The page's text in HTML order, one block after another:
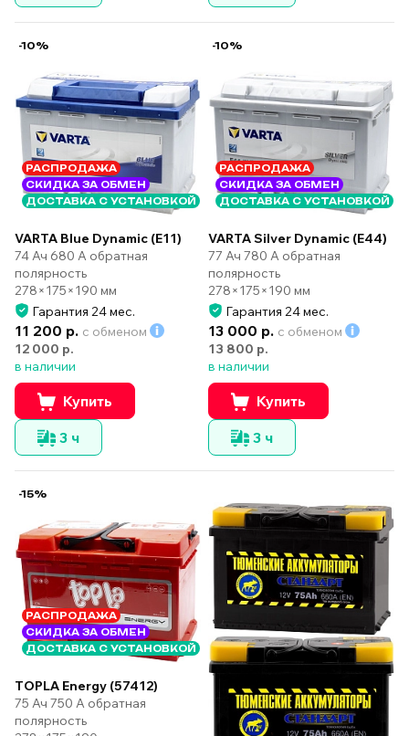
-10%
РАСПРОДАЖА
СКИДКА ЗА ОБМЕН
ДОСТАВКА С УСТАНОВКОЙ
VARTA Blue Dynamic (E11)
74 Ач 680 А обратная
полярность
278×175×190 мм
Гарантия 24 мес.
11 200 р. с обменом
12 000 р.
в наличии
Купить
3 ч
-10%
РАСПРОДАЖА
СКИДКА ЗА ОБМЕН
ДОСТАВКА С УСТАНОВКОЙ
VARTA Silver Dynamic (E44)
77 Ач 780 А обратная
полярность
278×175×190 мм
Гарантия 24 мес.
13 000 р. с обменом
13 800 р.
в наличии
Купить
3 ч
-15%
РАСПРОДАЖА
СКИДКА ЗА ОБМЕН
ДОСТАВКА С УСТАНОВКОЙ
TOPLA Energy (57412)
75 Ач 750 А обратная
полярность